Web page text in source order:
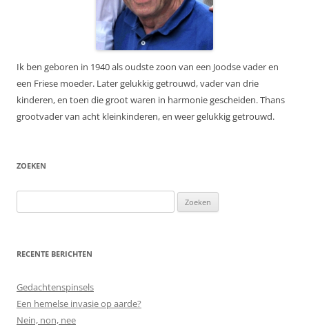
Ik ben geboren in 1940 als oudste zoon van een Joodse vader en
een Friese moeder. Later gelukkig getrouwd, vader van drie
kinderen, en toen die groot waren in harmonie gescheiden. Thans
grootvader van acht kleinkinderen, en weer gelukkig getrouwd.
ZOEKEN
naar:
RECENTE BERICHTEN
Gedachtenspinsels
Een hemelse invasie op aarde?
Nein, non, nee